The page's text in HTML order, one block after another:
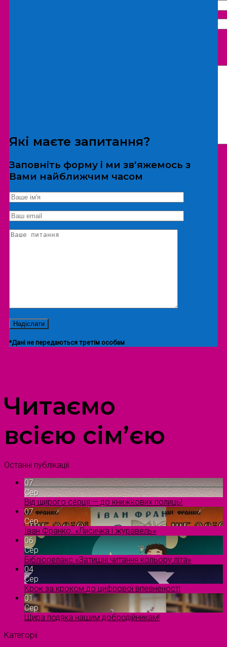
*Дані не передаються третім особам
Екскурсія/локація
Які маєте запитання?
Заповніть форму і ми зв'яжемось з
Вами найближчим часом
*Дані не передаються третім особам
Читаємо
всією сім’єю
Останні публікації
07
Сер
Від щирого серця — до книжкових полиць!
07
Сер
Іван Франко. «Лисичка і журавель»
06
Сер
Бібліорелакс «Затишні читання кольору літа»
04
Сер
Крок за кроком до цифрової впевненості
01
Сер
Щира подяка нашим добродійникам!
Категорії